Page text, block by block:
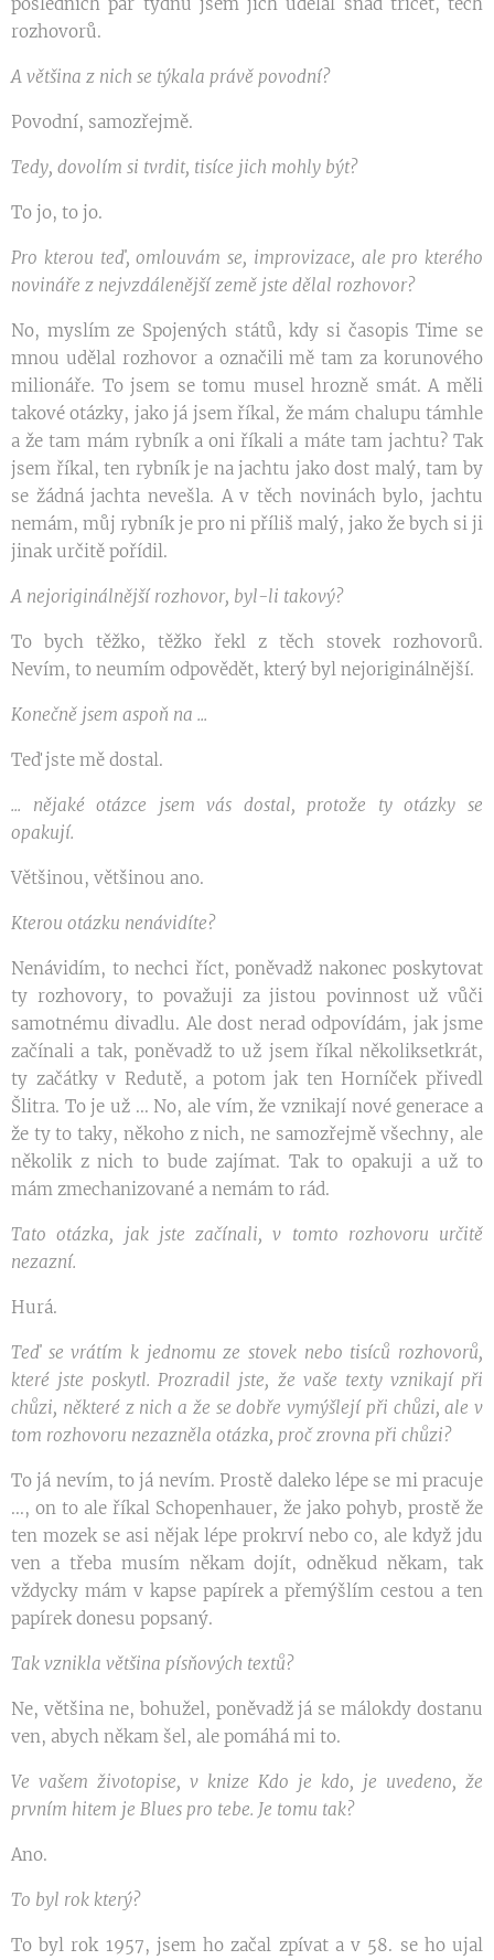
rozhovorů.
A většina z nich se týkala právě povodní?
Povodní, samozřejmě.
Tedy, dovolím si tvrdit, tisíce jich mohly být?
To jo, to jo.
Pro kterou teď, omlouvám se, improvizace, ale pro kterého
novináře z nejvzdálenější země jste dělal rozhovor?
No, myslím ze Spojených států, kdy si časopis Time se
mnou udělal rozhovor a označili mě tam za korunového
milionáře. To jsem se tomu musel hrozně smát. A měli
takové otázky, jako já jsem říkal, že mám chalupu támhle
a že tam mám rybník a oni říkali a máte tam jachtu? Tak
jsem říkal, ten rybník je na jachtu jako dost malý, tam by
se žádná jachta nevešla. A v těch novinách bylo, jachtu
nemám, můj rybník je pro ni příliš malý, jako že bych si ji
jinak určitě pořídil.
A nejoriginálnější rozhovor, byl-li takový?
To bych těžko, těžko řekl z těch stovek rozhovorů.
Nevím, to neumím odpovědět, který byl nejoriginálnější.
Konečně jsem aspoň na ...
Teď jste mě dostal.
... nějaké otázce jsem vás dostal, protože ty otázky se
opakují.
Většinou, většinou ano.
Kterou otázku nenávidíte?
Nenávidím, to nechci říct, poněvadž nakonec poskytovat
ty rozhovory, to považuji za jistou povinnost už vůči
samotnému divadlu. Ale dost nerad odpovídám, jak jsme
začínali a tak, poněvadž to už jsem říkal několiksetkrát,
ty začátky v Redutě, a potom jak ten Horníček přivedl
Šlitra. To je už ... No, ale vím, že vznikají nové generace a
že ty to taky, někoho z nich, ne samozřejmě všechny, ale
několik z nich to bude zajímat. Tak to opakuji a už to
mám zmechanizované a nemám to rád.
Tato otázka, jak jste začínali, v tomto rozhovoru určitě
nezazní.
Hurá.
Teď se vrátím k jednomu ze stovek nebo tisíců rozhovorů,
které jste poskytl. Prozradil jste, že vaše texty vznikají při
chůzi, některé z nich a že se dobře vymýšlejí při chůzi, ale v
tom rozhovoru nezazněla otázka, proč zrovna při chůzi?
To já nevím, to já nevím. Prostě daleko lépe se mi pracuje
..., on to ale říkal Schopenhauer, že jako pohyb, prostě že
ten mozek se asi nějak lépe prokrví nebo co, ale když jdu
ven a třeba musím někam dojít, odněkud někam, tak
vždycky mám v kapse papírek a přemýšlím cestou a ten
papírek donesu popsaný.
Tak vznikla většina písňových textů?
Ne, většina ne, bohužel, poněvadž já se málokdy dostanu
ven, abych někam šel, ale pomáhá mi to.
Ve vašem životopise, v knize Kdo je kdo, je uvedeno, že
prvním hitem je Blues pro tebe. Je tomu tak?
Ano.
To byl rok který?
To byl rok 1957, jsem ho začal zpívat a v 58. se ho ujal